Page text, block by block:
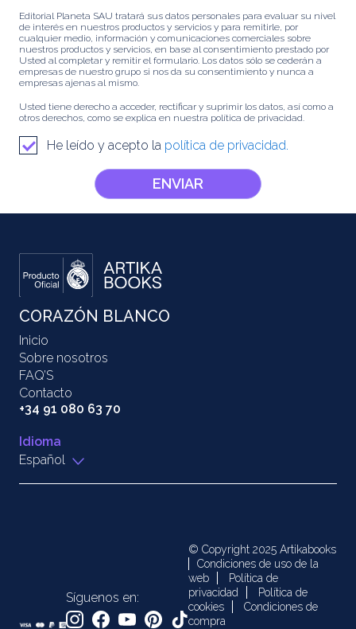
Editorial Planeta SAU tratará sus datos personales para evaluar su nivel
de interés en nuestros productos y servicios y para remitirle, por
cualquier medio, información y comunicaciones comerciales sobre
nuestros productos y servicios, en base al consentimiento prestado por
Usted al completar y remitir el formulario. Los datos sólo se cederán a
empresas de nuestro grupo si nos da su consentimiento y nunca a
empresas ajenas al mismo.
Usted tiene derecho a acceder, rectificar y suprimir los datos, así como a
otros derechos, como se explica en nuestra política de privacidad.
He leído y acepto la política de privacidad.
ENVIAR
CORAZÓN BLANCO
Inicio
Sobre nosotros
FAQ’S
Contacto
+34 91 080 63 70
Idioma
Español
Síguenos en:
© Copyright 2025 Artikabooks
Condiciones de uso de la
web
Política de
privacidad
Política de
cookies
Condiciones de
compra